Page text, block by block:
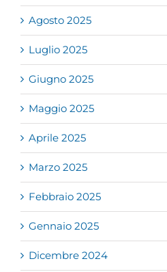
Agosto 2025
Luglio 2025
Giugno 2025
Maggio 2025
Aprile 2025
Marzo 2025
Febbraio 2025
Gennaio 2025
Dicembre 2024